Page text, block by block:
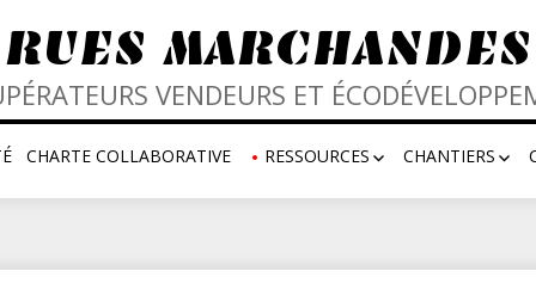
RUES MARCHANDES
VENDEURS ET
CHARTE COLLABORATIVE RESSOURCES CHANTIERS